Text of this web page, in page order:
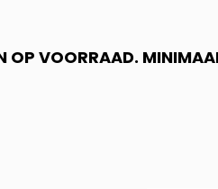
OP VOORRAAD.